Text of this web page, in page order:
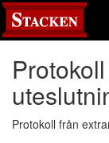
Protokoll från